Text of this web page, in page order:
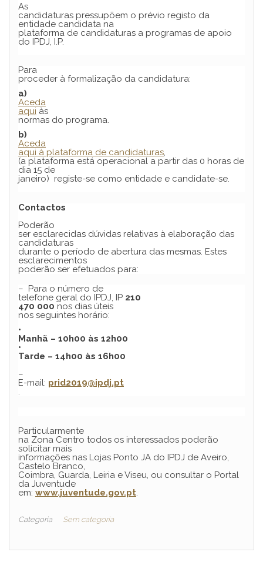
As
candidaturas pressupõem o prévio registo da
entidade candidata na
plataforma de candidaturas a programas de apoio
do IPDJ, I.P.
Para
proceder à formalização da candidatura:
a)
Aceda
aqui às
normas do programa.
b)
Aceda
aqui à plataforma de candidaturas,
(a plataforma está operacional a partir das 0 horas de
dia 15 de
janeiro) registe-se como entidade e candidate-se.
Contactos
Poderão
ser esclarecidas dúvidas relativas à elaboração das
candidaturas
durante o período de abertura das mesmas. Estes
esclarecimentos
poderão ser efetuados para:
– Para o número de
telefone geral do IPDJ, IP 210
470 000 nos dias úteis
nos seguintes horário:
•
Manhã – 10h00 às 12h00
•
Tarde – 14h00 às 16h00
–
E-mail: prid2019@ipdj.pt
.
Particularmente
na Zona Centro todos os interessados poderão
solicitar mais
informações nas Lojas Ponto JA do IPDJ de Aveiro,
Castelo Branco,
Coimbra, Guarda, Leiria e Viseu, ou consultar o Portal
da Juventude
em: www.juventude.gov.pt.
Categoria Sem categoria